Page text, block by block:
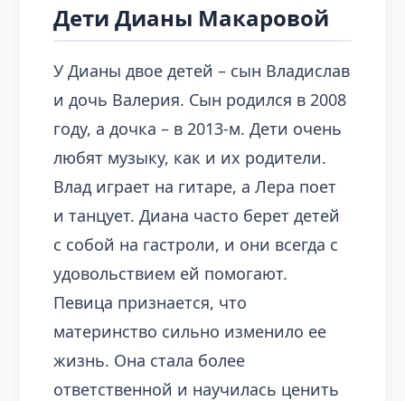
Дети Дианы Макаровой
У Дианы двое детей – сын Владислав
и дочь Валерия. Сын родился в 2008
году, а дочка – в 2013-м. Дети очень
любят музыку, как и их родители.
Влад играет на гитаре, а Лера поет
и танцует. Диана часто берет детей
с собой на гастроли, и они всегда с
удовольствием ей помогают.
Певица признается, что
материнство сильно изменило ее
жизнь. Она стала более
ответственной и научилась ценить